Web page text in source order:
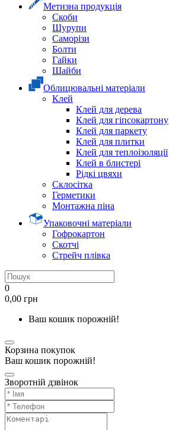
Метизна продукція
Скоби
Шурупи
Саморізи
Болти
Гайки
Шайби
Облицювальні матеріали
Клей
Клей для дерева
Клей для гіпсокартону
Клей для паркету
Клей для плитки
Клей для теплоізоляції
Клей в блистері
Рідкі цвяхи
Склосітка
Герметики
Монтажна піна
Упаковочні матеріали
Гофрокартон
Скотчі
Стрейч плівка
0
0,00 грн
Ваш кошик порожній!
Корзина покупок
Ваш кошик порожній!
Зворотній дзвінок